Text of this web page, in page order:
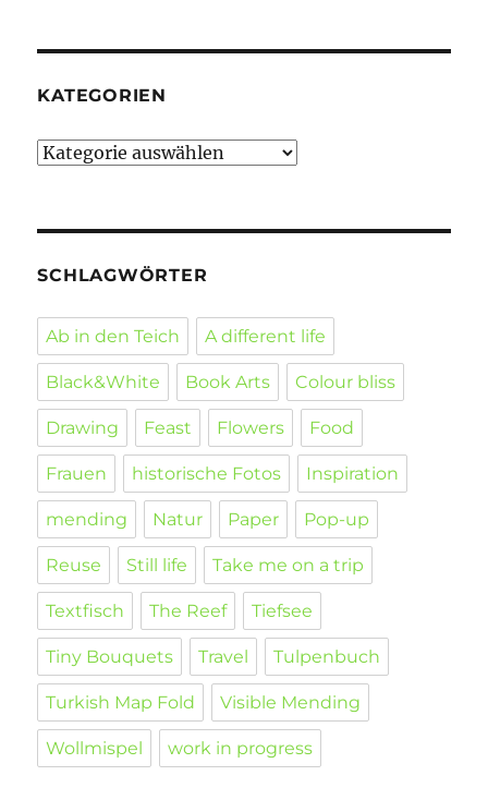
KATEGORIEN
Kategorien
SCHLAGWÖRTER
Ab in den Teich A different life
Black&White Book Arts Colour bliss
Drawing Feast Flowers Food
Frauen historische Fotos Inspiration
mending Natur Paper Pop-up
Reuse Still life Take me on a trip
Textfisch The Reef Tiefsee
Tiny Bouquets Travel Tulpenbuch
Turkish Map Fold Visible Mending
Wollmispel work in progress